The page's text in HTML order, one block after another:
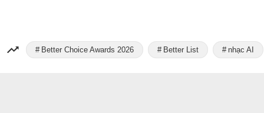
Better Choice Awards 2026 Better List nhạc AI